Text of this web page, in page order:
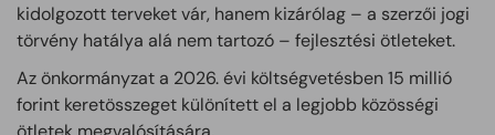
kidolgozott terveket vár, hanem kizárólag – a szerzői jogi
törvény hatálya alá nem tartozó – fejlesztési ötleteket.
Az önkormányzat a 2026. évi költségvetésben 15 millió
forint keretösszeget különített el a legjobb közösségi